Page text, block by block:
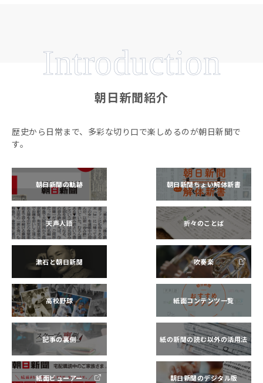
Introduction
朝日新聞紹介
歴史から日常まで、多彩な切り口で楽しめるのが朝日新聞で
す。
朝日新聞の軌跡 朝日新聞ちょい解体新書
天声人語 折々のことば
漱石と朝日新聞 吹奏楽
高校野球 紙面コンテンツ一覧
記事の裏側 紙の新聞の読む以外の活用法
紙面ビューアー 朝日新聞のデジタル版